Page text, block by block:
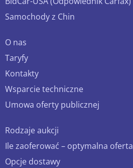
Samochody z Chin
O nas
Taryfy
Kontakty
Wsparcie techniczne
Umowa oferty publicznej
Rodzaje aukcji
Ile zaoferować – optymalna oferta
Opcje dostawy